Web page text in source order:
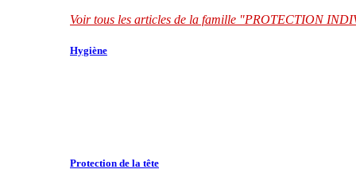
Voir tous les articles de la famille "PROTECTION
Hygiène
Protection de la tête